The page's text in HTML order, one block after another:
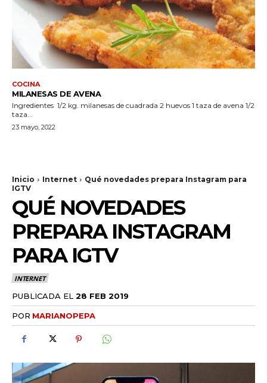
COCINA
MILANESAS DE AVENA
Ingredientes 1/2 kg. milanesas de cuadrada 2 huevos 1 taza de avena 1/2
taza...
23 mayo, 2022